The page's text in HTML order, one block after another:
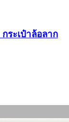
ระเป๋าล้อลาก